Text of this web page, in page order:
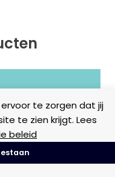
te zorgen dat jij
te zien krijgt. Lees
beleid